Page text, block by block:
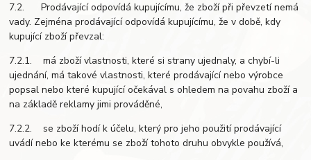
7.2. Prodávající odpovídá kupujícímu, že zboží při převzetí nemá
vady. Zejména prodávající odpovídá kupujícímu, že v době, kdy
kupující zboží převzal:
7.2.1. má zboží vlastnosti, které si strany ujednaly, a chybí-li
ujednání, má takové vlastnosti, které prodávající nebo výrobce
popsal nebo které kupující očekával s ohledem na povahu zboží a
na základě reklamy jimi prováděné,
7.2.2. se zboží hodí k účelu, který pro jeho použití prodávající
uvádí nebo ke kterému se zboží tohoto druhu obvykle používá,